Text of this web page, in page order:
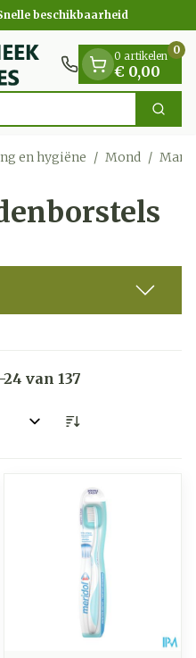
beschikbaarheid
Zoek
0 artikelen
€ 0,00
0
en hygiëne / Mond /
24 van 137